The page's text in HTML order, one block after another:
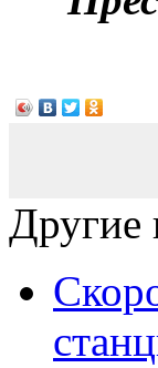
Другие